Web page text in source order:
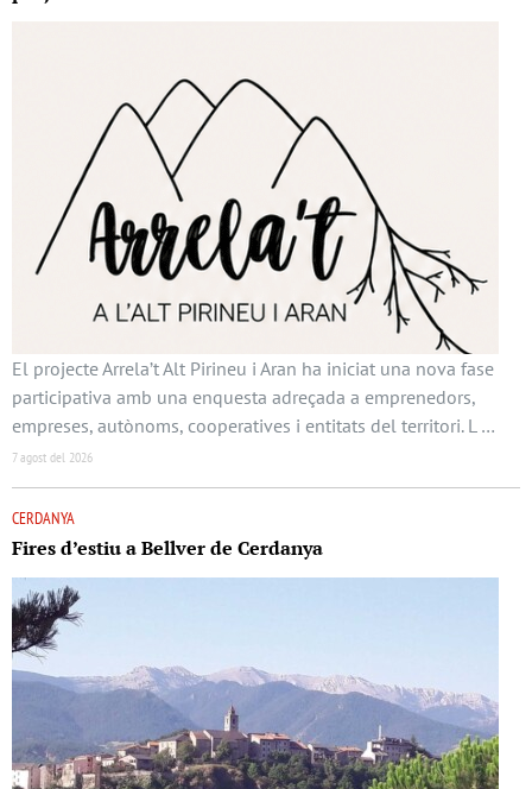
El projecte Arrela’t Alt Pirineu i Aran ha iniciat una nova fase
participativa amb una enquesta adreçada a emprenedors,
empreses, autònoms, cooperatives i entitats del territori. L …
7 agost del 2026
CERDANYA
Fires d’estiu a Bellver de Cerdanya